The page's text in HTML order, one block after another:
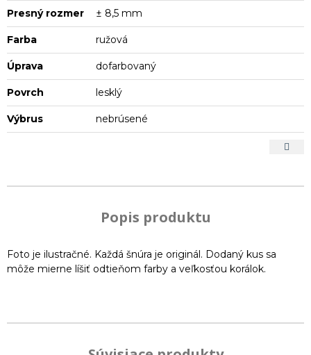
Presný rozmer ± 8,5 mm
Farba ružová
Úprava dofarbovaný
Povrch lesklý
Výbrus nebrúsené
Popis produktu
Foto je ilustračné. Každá šnúra je originál. Dodaný kus sa
môže mierne líšiť odtieňom farby a veľkosťou korálok.